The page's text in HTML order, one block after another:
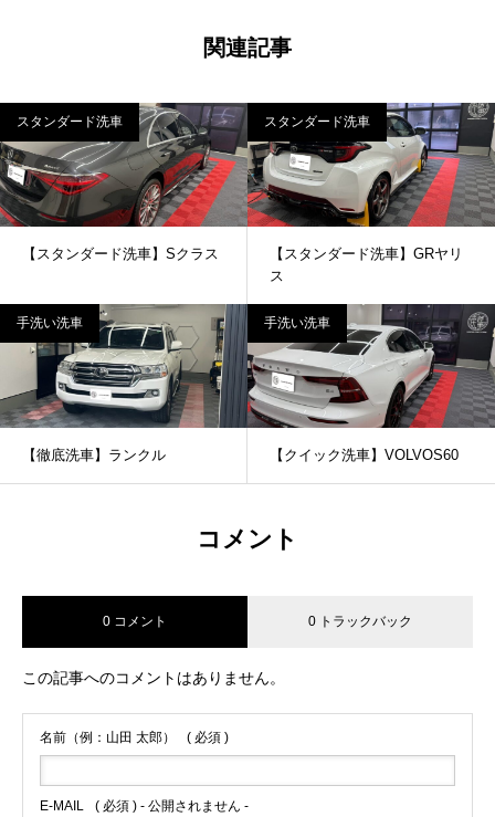
関連記事
スタンダード洗車
【スタンダード洗車】Sクラス
スタンダード洗車
【スタンダード洗車】GRヤリ
ス
手洗い洗車
【徹底洗車】ランクル
手洗い洗車
【クイック洗車】VOLVOS60
コメント
0 コメント 0 トラックバック
この記事へのコメントはありません。
名前（例：山田 太郎） ( 必須 )
E-MAIL ( 必須 ) - 公開されません -